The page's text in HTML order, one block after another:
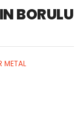
BORULU
METAL